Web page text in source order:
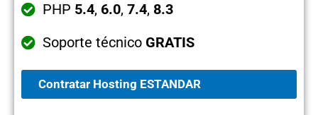
PHP 5.4, 6.0, 7.4, 8.3
Soporte técnico GRATIS
Contratar Hosting ESTANDAR